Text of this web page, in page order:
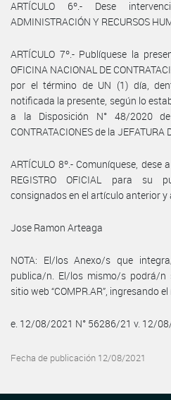
ARTÍCULO 6º.- Dese
ADMINISTRACIÓN Y RECURSOS
ARTÍCULO 7º.- Publíquese la
OFICINA NACIONAL DE
por el término de UN (1) día,
notificada la presente, según lo
a la Disposición N° 48/2020 de
CONTRATACIONES de la JEFATURA
ARTÍCULO 8º.- Comuníquese, dese
REGISTRO OFICIAL para su
consignados en el artículo anterior y
Jose Ramon Arteaga
NOTA: El/los Anexo/s que
publica/n. El/los mismo/s podrá/
sitio web “COMPR.AR”, ingresando
e. 12/08/2021 N° 56286/21 v. 12/
Fecha de publicación 12/08/2021